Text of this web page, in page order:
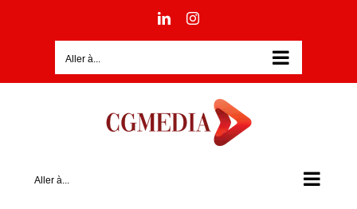
LinkedInInstagram
Aller à...
Aller à...